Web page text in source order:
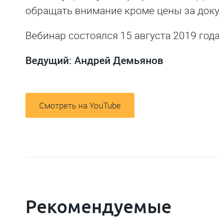
обращать внимание кроме цены за
Вебинар состоялся 15 августа 2019
Ведущий: Андрей Демьянов
Смотреть на YouTube
Рекомендуемые